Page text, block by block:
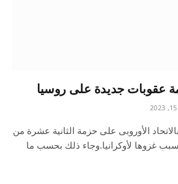
عقوبات جديدة على روسيا
الأوروبى على حزمة الثانية عشرة من
غزوها لأوكرانيا.وجاء ذلك بحسب ما